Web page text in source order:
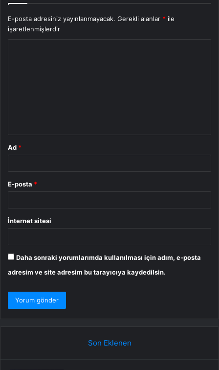
E-posta adresiniz yayınlanmayacak. Gerekli alanlar * ile
işaretlenmişlerdir
Ad *
E-posta *
İnternet sitesi
Daha sonraki yorumlarımda kullanılması için adım, e-posta
adresim ve site adresim bu tarayıcıya kaydedilsin.
Son Eklenen